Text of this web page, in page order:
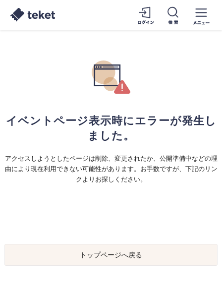
イベントページ表示時にエラーが発生し
ました。
アクセスしようとしたページは削除、変更されたか、公開準備中などの理
由により現在利用できない可能性があります。お手数ですが、下記のリン
クよりお探しください。
トップページへ戻る